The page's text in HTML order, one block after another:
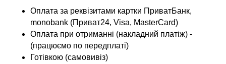
Оплата за реквізитами картки ПриватБанк,
monobank (Приват24, Visa, MasterCard)
Оплата при отриманні (накладний платіж) -
(працюємо по передплаті)
Готівкою (самовивіз)